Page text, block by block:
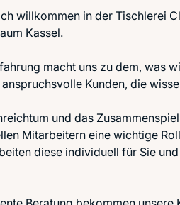
willkommen in der Tischlerei
Kassel.
macht uns zu dem, was
Kunden, die
und das
Mitarbeitern eine wichtige
diese individuell für Sie